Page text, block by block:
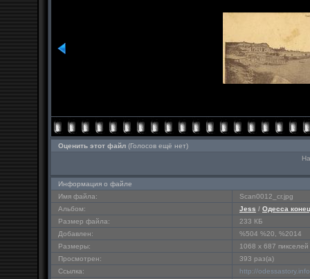
Оценить этот файл (Голосов ещё нет)
Информация о файле
Имя файла:
Scan0012_cr.jpg
Альбом:
Jess / Одесса
Размер файла:
233 КБ
Добавлен:
%504 %20, %2014
Размеры:
1068 x 687 пикселей
Просмотрен:
393 раз(а)
Ссылка:
http://